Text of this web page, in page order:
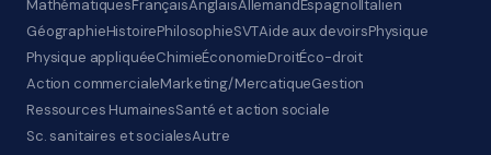
MathématiquesFrançaisAnglaisAllemandEspagnolItalien
GéographieHistoirePhilosophieSVTAide aux devoirsPhysique
Physique appliquéeChimieÉconomieDroitÉco-droit
Action commercialeMarketing/MercatiqueGestion
Ressources HumainesSanté et action sociale
Sc. sanitaires et socialesAutre